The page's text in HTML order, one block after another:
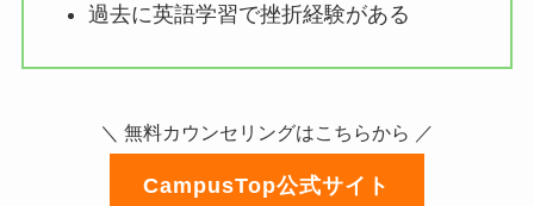
過去に英語学習で挫折経験がある
＼ 無料カウンセリングはこちらから ／
CampusTop公式サイト